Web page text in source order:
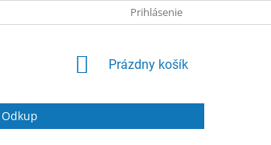
Prihlásenie
NÁKUPNÝ
Prázdny košík
Odkup